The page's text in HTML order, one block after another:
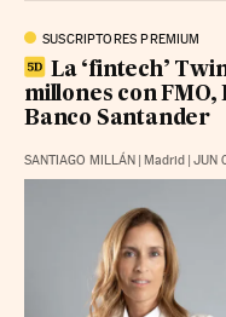
SUSCRIPTORES PREMIUM
La ‘fintech’
millones con
Banco Santander
SANTIAGO MILLÁN | Madrid | JUN